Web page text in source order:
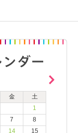
金
土
1
7
8
14
15